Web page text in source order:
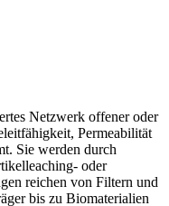
Netzwerk offener oder
Permeabilität
Sie werden durch
oder
reichen von Filtern und
bis zu Biomaterialien